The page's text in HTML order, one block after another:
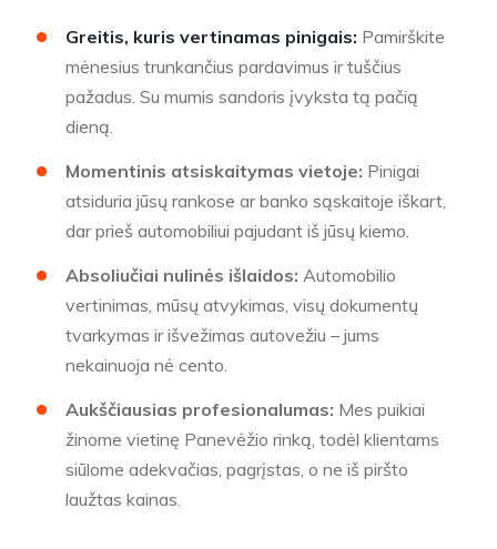
Greitis, kuris vertinamas pinigais: Pamirškite
mėnesius trunkančius pardavimus ir tuščius
pažadus. Su mumis sandoris įvyksta tą pačią
dieną.
Momentinis atsiskaitymas vietoje: Pinigai
atsiduria jūsų rankose ar banko sąskaitoje iškart,
dar prieš automobiliui pajudant iš jūsų kiemo.
Absoliučiai nulinės išlaidos: Automobilio
vertinimas, mūsų atvykimas, visų dokumentų
tvarkymas ir išvežimas autovežiu – jums
nekainuoja nė cento.
Aukščiausias profesionalumas: Mes puikiai
žinome vietinę Panevėžio rinką, todėl klientams
siūlome adekvačias, pagrįstas, o ne iš piršto
laužtas kainas.